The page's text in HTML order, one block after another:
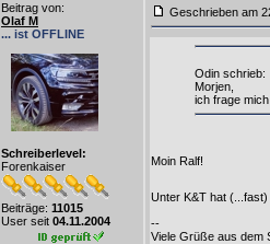
Beitrag von:
Olaf M
... ist OFFLINE
Schreiberlevel:
Forenkaiser
Beiträge: 11015
User seit 04.11.2004
Geschrieben am
Odin schrieb:
Morjen,
ich frage
Moin Ralf!
Unter K&T hat
--
Viele Grüße aus dem